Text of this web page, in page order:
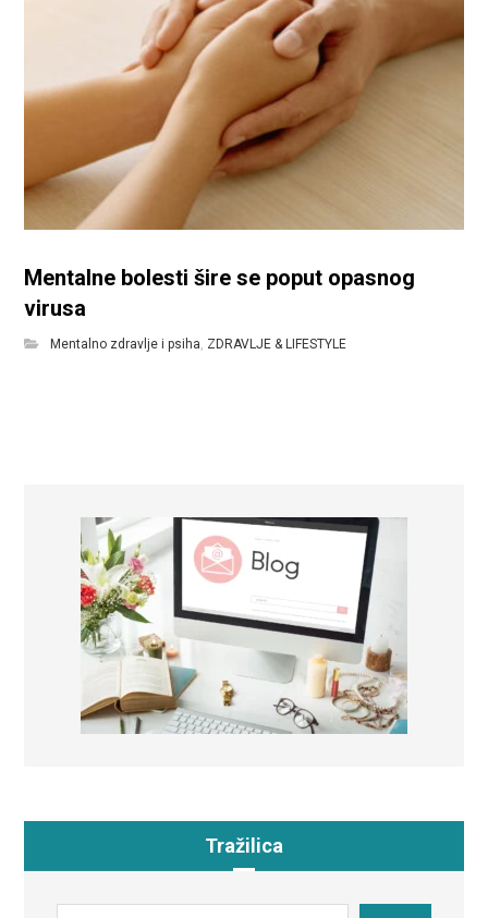
Mentalne bolesti šire se poput opasnog
virusa
Mentalno zdravlje i psiha ZDRAVLJE & LIFESTYLE
Tražilica